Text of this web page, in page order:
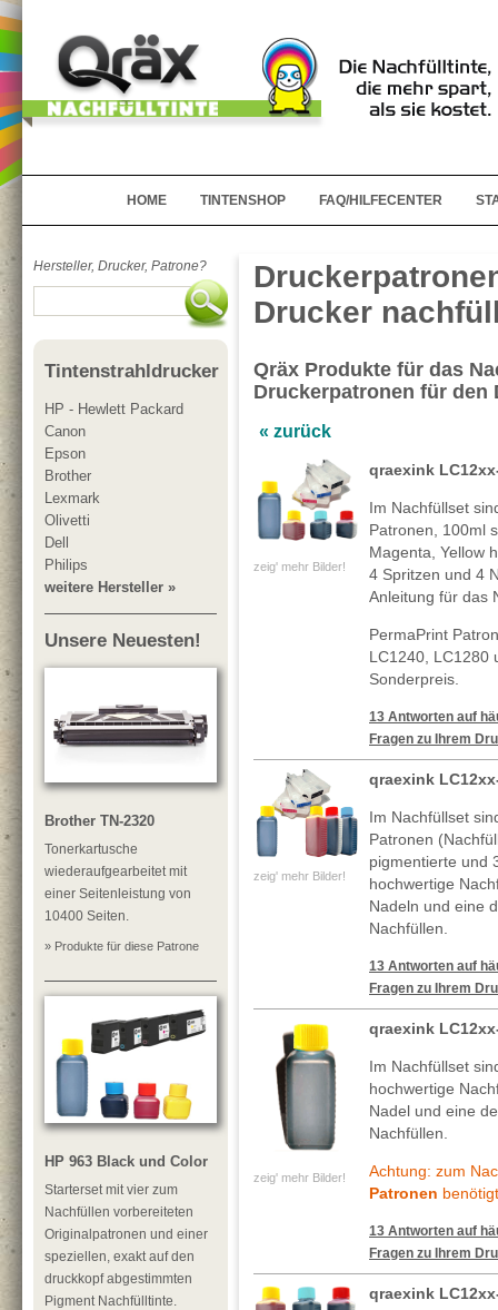
HOME TINTENSHOP FAQ/HILFECENTER
Hersteller, Drucker, Patrone?
Tintenstrahldrucker
HP - Hewlett Packard
Canon
Epson
Brother
Lexmark
Olivetti
Dell
Philips
weitere Hersteller »
Unsere Neuesten!
Brother TN-2320
Tonerkartusche
wiederaufgearbeitet mit
einer Seitenleistung von
10400 Seiten.
» Produkte für diese Patrone
HP 963 Black und Color
Starterset mit vier zum
Nachfüllen vorbereiteten
Originalpatronen und einer
speziellen, exakt auf den
druckkopf abgestimmten
Pigment Nachfülltinte.
Drucker
Qräx Produkte für das
Druckerpatronen für den
« zurück
zeig' mehr Bilder!
qraexink
Im Nachfüllset
Patronen, 100ml
Magenta, Yellow
4 Spritzen und 4
Anleitung für das
PermaPrint
LC1240, LC1280
Sonderpreis.
13 Antworten auf
Fragen zu Ihrem
zeig' mehr Bilder!
qraexink
Im Nachfüllset
Patronen
pigmentierte und
hochwertige
Nadeln und eine
Nachfüllen.
13 Antworten auf
Fragen zu Ihrem
zeig' mehr Bilder!
qraexink
Im Nachfüllset
hochwertige
Nadel und eine
Nachfüllen.
Achtung: zum
Patronen
13 Antworten auf
Fragen zu Ihrem
qraexink